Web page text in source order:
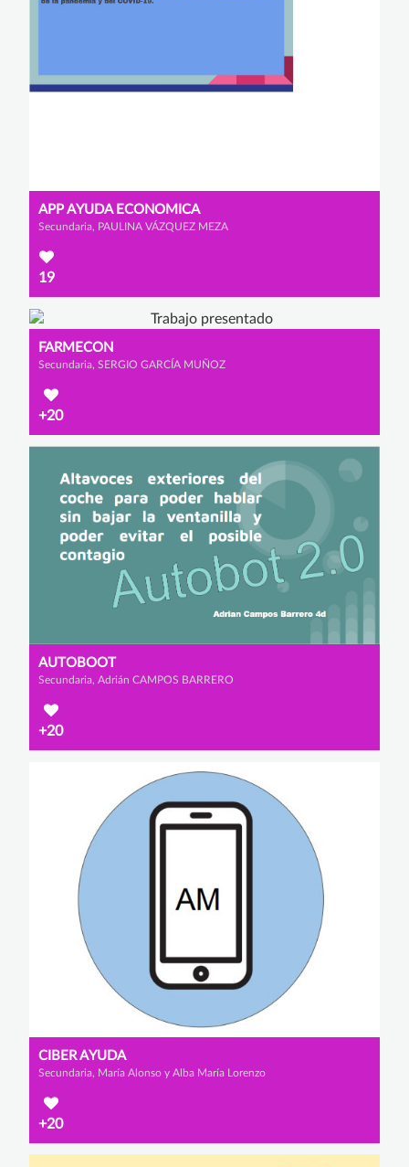
APP AYUDA ECONOMICA
Secundaria, PAULINA VÁZQUEZ MEZA
19
FARMECON
Secundaria, SERGIO GARCÍA MUÑOZ
+20
AUTOBOOT
Secundaria, Adrián CAMPOS BARRERO
+20
CIBER AYUDA
Secundaria, María Alonso y Alba María Lorenzo
+20